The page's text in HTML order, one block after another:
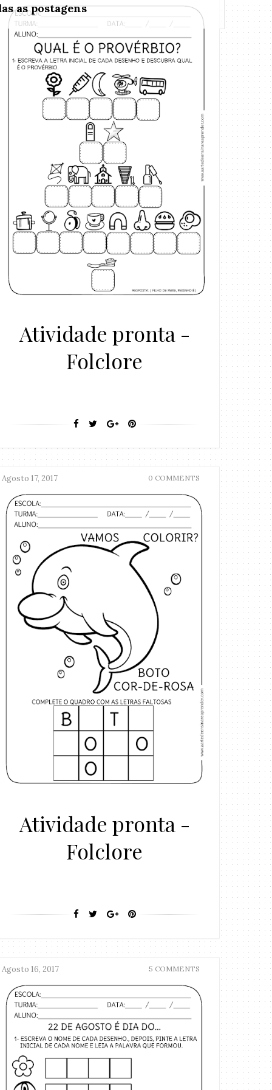
as postagens
Atividade pronta -
Folclore
Agosto 17, 2017 0 COMMENTS
Atividade pronta -
Folclore
Agosto 16, 2017 5 COMMENTS